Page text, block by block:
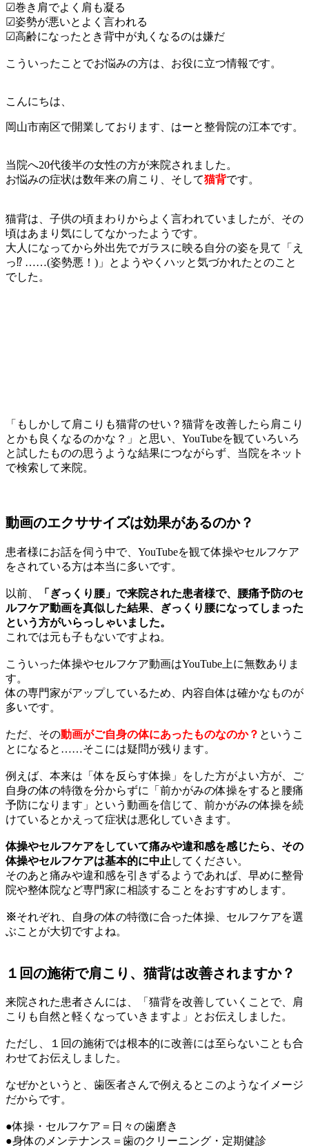
☑巻き肩でよく肩も凝る
☑姿勢が悪いとよく言われる
☑高齢になったとき背中が丸くなるのは嫌だ
こういったことでお悩みの方は、お役に立つ情報です。
こんにちは、
岡山市南区で開業しております、はーと整骨院の江本です。
当院へ20代後半の女性の方が来院されました。
お悩みの症状は数年来の肩こり、そして猫背です。
猫背は、子供の頃まわりからよく言われていましたが、その
頃はあまり気にしてなかったようです。
大人になってから外出先でガラスに映る自分の姿を見て「え
っ⁉︎ ……(姿勢悪！)」とようやくハッと気づかれたとのこと
でした。
「もしかして肩こりも猫背のせい？猫背を改善したら肩こり
とかも良くなるのかな？」と思い、YouTubeを観ていろいろ
と試したものの思うような結果につながらず、当院をネット
で検索して来院。
動画のエクササイズは効果があるのか？
患者様にお話を伺う中で、YouTubeを観て体操やセルフケア
をされている方は本当に多いです。
以前、
「ぎっくり腰」で来院された患者様で、腰痛予防のセ
ルフケア動画を真似した結果、ぎっくり腰になってしまった
という方がいらっしゃいました。
これでは元も子もないですよね。
こういった体操やセルフケア動画はYouTube上に無数ありま
す。
体の専門家がアップしているため、内容自体は確かなものが
多いです。
ただ、その動画がご自身の体にあったものなのか？ というこ
とになると……そこには疑問が残ります。
例えば、本来は「体を反らす体操」をした方がよい方が、ご
自身の体の特徴を分からずに「前かがみの体操をすると腰痛
予防になります」という動画を信じて、前かがみの体操を続
けているとかえって症状は悪化していきます。
体操やセルフケアをしていて痛みや違和感を感じたら、その
体操やセルフケアは基本的に中止 してください。
そのあと痛みや違和感を引きずるようであれば、早めに整骨
院や整体院など専門家に相談することをおすすめします。
※それぞれ、自身の体の特徴に合った体操、セルフケアを選
ぶことが大切ですよね。
１回の施術で肩こり、猫背は改善されますか？
来院された患者さんには、「猫背を改善していくことで、肩
こりも自然と軽くなっていきますよ」とお伝えしました。
ただし、１回の施術では根本的に改善には至らないことも合
わせてお伝えしました。
なぜかというと、歯医者さんで例えるとこのようなイメージ
だからです。
●体操・セルフケア＝日々の歯磨き
●身体のメンテナンス＝歯のクリーニング・定期健診